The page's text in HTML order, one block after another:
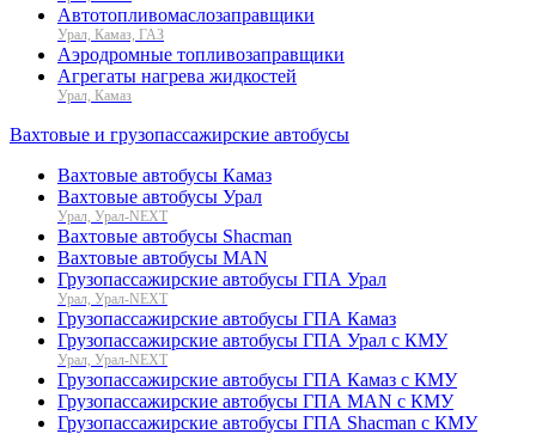
Автотопливомаслозаправщики
Урал, Камаз, ГАЗ
Аэродромные топливозаправщики
Агрегаты нагрева жидкостей
Урал, Камаз
Вахтовые и грузопассажирские автобусы
Вахтовые автобусы Камаз
Вахтовые автобусы Урал
Урал, Урал-NEXT
Вахтовые автобусы Shacman
Вахтовые автобусы MAN
Грузопассажирские автобусы ГПА Урал
Урал, Урал-NEXT
Грузопассажирские автобусы ГПА Камаз
Грузопассажирские автобусы ГПА Урал с КМУ
Урал, Урал-NEXT
Грузопассажирские автобусы ГПА Камаз с КМУ
Грузопассажирские автобусы ГПА MAN с КМУ
Грузопассажирские автобусы ГПА Shacman с КМУ